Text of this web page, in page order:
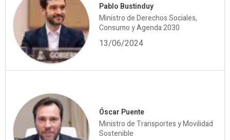
Pablo Bustinduy
Ministro de Derechos Sociales,
Consumo y Agenda 2030
13/06/2024
Óscar Puente
Ministro de Transportes y Movilidad
Sostenible